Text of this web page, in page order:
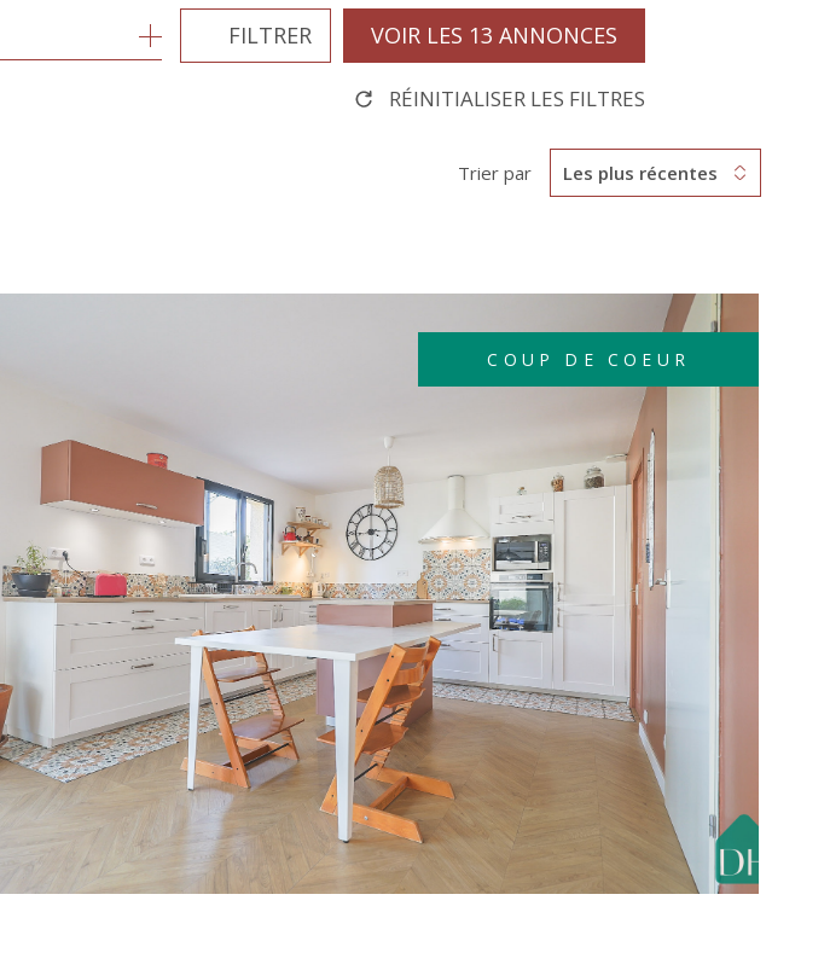
FILTRER VOIR LES 13 ANNONCES
RÉINITIALISER LES FILTRES
Trier par Les plus récentes
COUP DE COEUR
VOIR LE BIEN